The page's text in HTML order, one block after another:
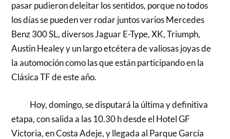
pasar pudieron deleitar los sentidos, porque no todos
los días se pueden ver rodar juntos varios Mercedes
Benz 300 SL, diversos Jaguar E-Type, XK, Triumph,
Austin Healey y un largo etcétera de valiosas joyas de
la automoción como las que están participando en la
Clásica TF de este año.
Hoy, domingo, se disputará la última y definitiva
etapa, con salida a las 10.30 h desde el Hotel GF
Victoria, en Costa Adeje, y llegada al Parque García